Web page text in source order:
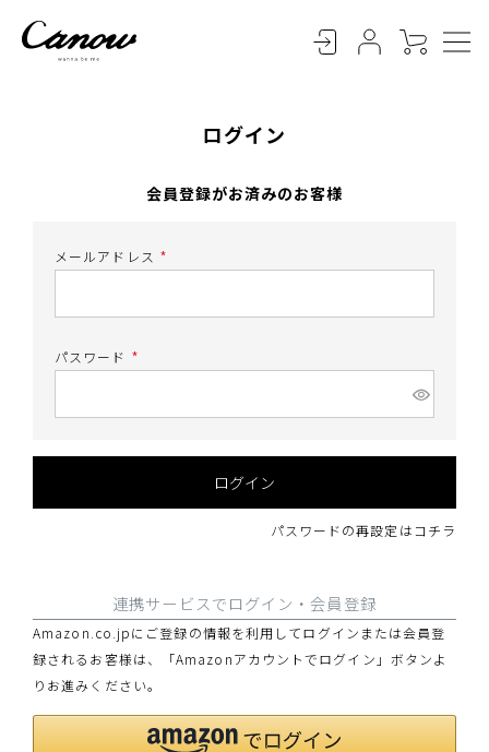
ログイン
会員登録がお済みのお客様
メールアドレス
(
パスワード
(
)
ログイン
パスワードの再設定はコチラ
連携サービスでログイン・会員登録
Amazon.co.jpにご登録の情報を利用してログインまたは会員登
録されるお客様は、「Amazonアカウントでログイン」ボタンよ
りお進みください。